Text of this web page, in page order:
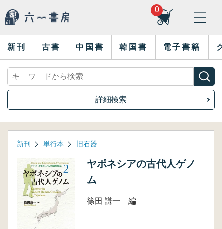
0
新刊 古書 中国書 韓国書 電子書籍
詳細検索
新刊 単行本 旧石器
ヤポネシアの古代人ゲノ
ム
篠田 謙一 編